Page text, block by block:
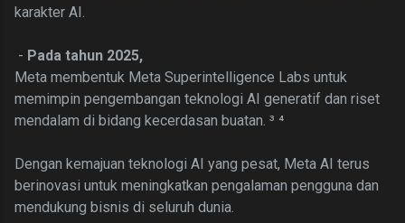
karakter AI.
- Pada tahun 2025,
Meta membentuk Meta Superintelligence Labs untuk
memimpin pengembangan teknologi AI generatif dan riset
mendalam di bidang kecerdasan buatan. ³ ⁴
Dengan kemajuan teknologi AI yang pesat, Meta AI terus
berinovasi untuk meningkatkan pengalaman pengguna dan
mendukung bisnis di seluruh dunia.